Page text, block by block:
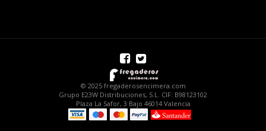
© 2025 fregaderosencimera.com
Grupo E23W Distribuciones, S.L. CIF: B98123102
Plaza La Safor, 3 Bajo 46014 Valencia